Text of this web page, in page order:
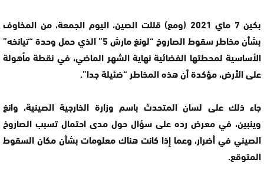
بكين 7 ماي 2021 (ومع) قللت الصين، اليوم الجمعة، من المخاوف
بشأن مخاطر سقوط الصاروخ “لونغ مارش 5” الذي حمل وحدة “تيانخه”
الأساسية لمحطتها الفضائية نهاية الشهر الماضي، في نقطة مأهولة
على الأرض، مؤكدة أن هذه المخاطر “ضئيلة جدا”.
جاء ذلك على لسان المتحدث باسم وزارة الخارجية الصينية، وانغ
وينبين، في معرض رده على سؤال حول مدى احتمال تسبب الصاروخ
الصيني في أضرار، وعما إذا كانت هناك معلومات بشأن مكان السقوط
المتوقع.